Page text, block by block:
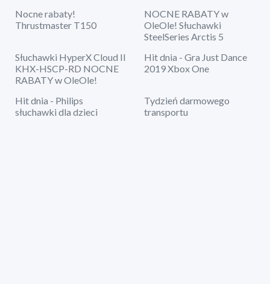
Nocne rabaty!
Thrustmaster T150
NOCNE RABATY w
OleOle! Słuchawki
SteelSeries Arctis 5
Słuchawki HyperX Cloud II
KHX-HSCP-RD NOCNE
RABATY w OleOle!
Hit dnia - Gra Just Dance
2019 Xbox One
Hit dnia - Philips
słuchawki dla dzieci
Tydzień darmowego
transportu